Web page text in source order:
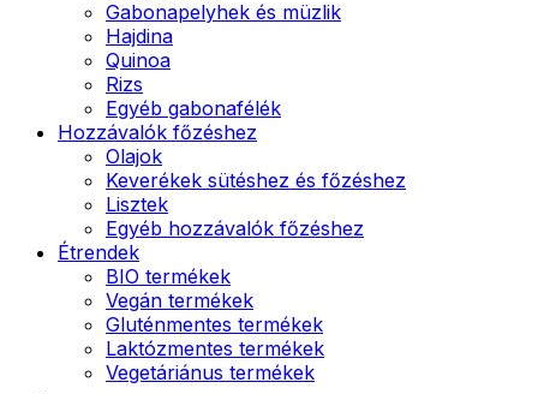
Gabonapelyhek és müzlik
Hajdina
Quinoa
Rizs
Egyéb gabonafélék
Hozzávalók főzéshez
Olajok
Keverékek sütéshez és főzéshez
Lisztek
Egyéb hozzávalók főzéshez
Étrendek
BIO termékek
Vegán termékek
Gluténmentes termékek
Laktózmentes termékek
Vegetáriánus termékek